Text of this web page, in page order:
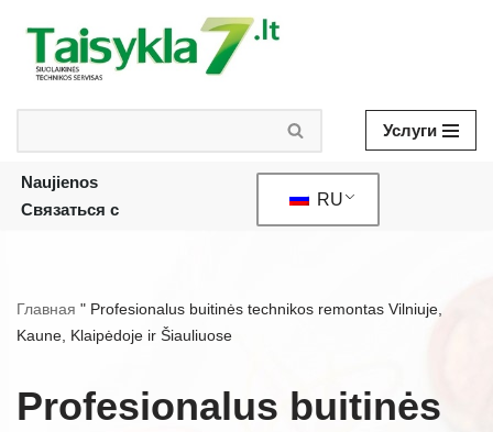
Skip
content
Услуги
Naujienos
Связаться с
RU
Главная " Profesionalus buitinės technikos remontas Vilniuje,
Kaune, Klaipėdoje ir Šiauliuose
Profesionalus buitinės